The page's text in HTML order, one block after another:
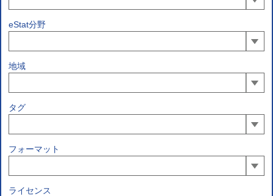
eStat分野
地域
タグ
フォーマット
ライセンス